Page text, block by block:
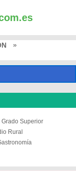
»
Grado Superior
Rural